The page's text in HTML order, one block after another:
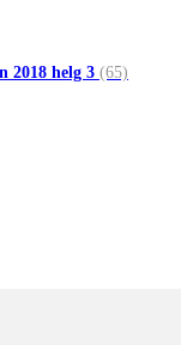
2018 helg 3 (65)